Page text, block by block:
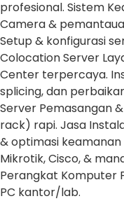
profesional. Sistem
Camera &
Setup & konfigurasi
Colocation Server
Center terpercaya.
splicing, dan
Server Pemasangan
rack) rapi. Jasa
& optimasi keamanan
Mikrotik, Cisco, &
Perangkat Komputer
PC kantor/lab.